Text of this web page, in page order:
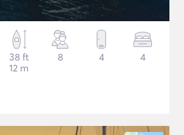
38 ft
12 m
8 4 4